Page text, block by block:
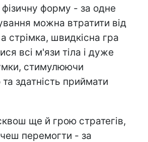
форму - за одне
можна втратити від
стрімка, швидкісна гра
всі м'язи тіла і дуже
стимулюючи
здатність приймати
ще й грою стратегів,
перемогти - за